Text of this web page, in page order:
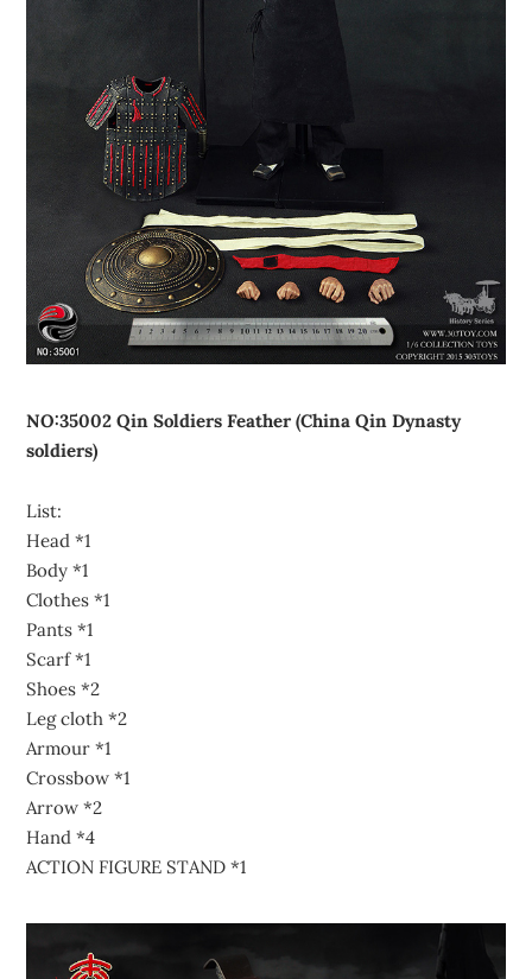
NO:35002 Qin Soldiers Feather (China Qin Dynasty
soldiers)
List:
Head *1
Body *1
Clothes *1
Pants *1
Scarf *1
Shoes *2
Leg cloth *2
Armour *1
Crossbow *1
Arrow *2
Hand *4
ACTION FIGURE STAND *1